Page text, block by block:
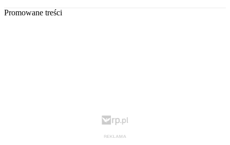
Promowane treści